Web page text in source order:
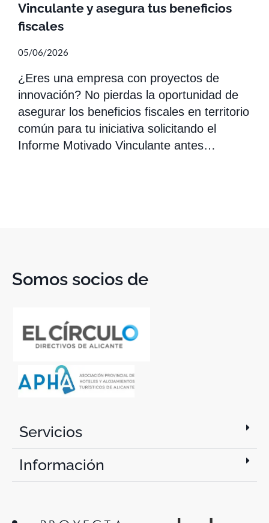
Vinculante y asegura tus beneficios
fiscales
05/06/2026
¿Eres una empresa con proyectos de
innovación? No pierdas la oportunidad de
asegurar los beneficios fiscales en territorio
común para tu iniciativa solicitando el
Informe Motivado Vinculante antes…
Somos socios de
Servicios
Información